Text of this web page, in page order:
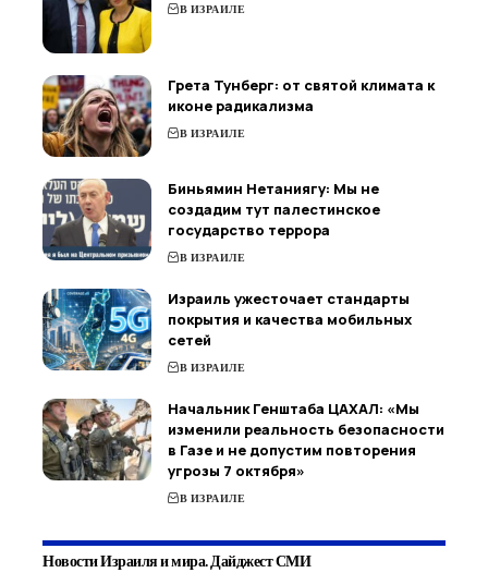
В ИЗРАИЛЕ
Грета Тунберг: от святой климата к
иконе радикализма
В ИЗРАИЛЕ
Биньямин Нетаниягу: Мы не
создадим тут палестинское
государство террора
В ИЗРАИЛЕ
Израиль ужесточает стандарты
покрытия и качества мобильных
сетей
В ИЗРАИЛЕ
Начальник Генштаба ЦАХАЛ: «Мы
изменили реальность безопасности
в Газе и не допустим повторения
угрозы 7 октября»
В ИЗРАИЛЕ
Новости Израиля и мира. Дайджест СМИ